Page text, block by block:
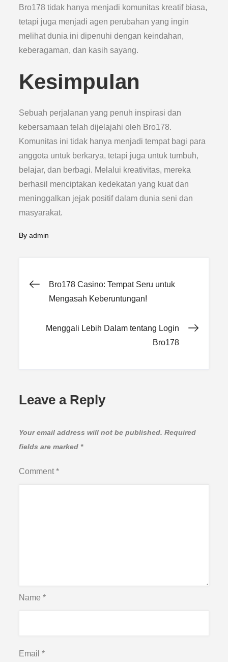
Bro178 tidak hanya menjadi komunitas kreatif biasa,
tetapi juga menjadi agen perubahan yang ingin
melihat dunia ini dipenuhi dengan keindahan,
keberagaman, dan kasih sayang.
Kesimpulan
Sebuah perjalanan yang penuh inspirasi dan
kebersamaan telah dijelajahi oleh Bro178.
Komunitas ini tidak hanya menjadi tempat bagi para
anggota untuk berkarya, tetapi juga untuk tumbuh,
belajar, dan berbagi. Melalui kreativitas, mereka
berhasil menciptakan kedekatan yang kuat dan
meninggalkan jejak positif dalam dunia seni dan
masyarakat.
Byadmin
Post
Bro178 Casino: Tempat Seru untuk
Mengasah Keberuntungan!
Menggali Lebih Dalam tentang Login
Bro178
Leave a Reply
Your email address will not be published. Required
fields are marked *
Comment*
Name*
Email*